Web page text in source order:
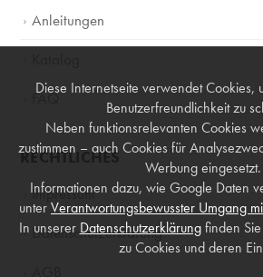
Anleitungen
FAQ
RECHTLICHES
Impressum
Datenschutzerklärung
Diese Internetseite verwendet Cookies,
Benutzerfreundlichkeit zu
Neben funktionsrelevanten Cookies
zustimmen – auch Cookies für
Werbung eingesetzt.
Informationen dazu, wie Google Daten
unterVerantwortungsbewusster Umgang
In unserer Datenschutzerklärungfinden
zu Cookies und deren